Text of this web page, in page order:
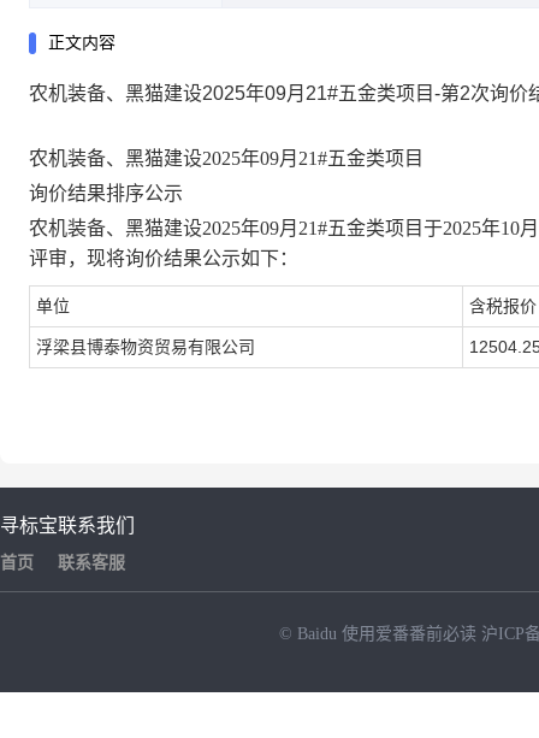
正文内容
农机装备、黑猫建设2025年09月21#五金类项目-第2次询价
农机装备、黑猫建设2025年09月21#五金类项目
询价结果排序公示
农机装备、黑猫建设2025年09月21#五金类项目于2025年10月
评审，现将询价结果公示如下：
单位 含税报
浮梁县博泰物资贸易有限公司
寻标宝
首页
联系我们
联系客服
© Baidu 使用爱番番前必读 沪ICP